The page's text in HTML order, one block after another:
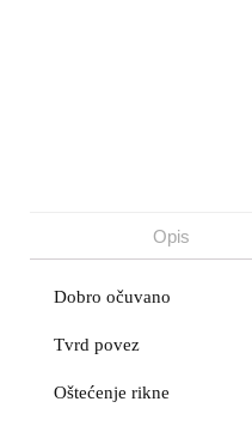
Opis
Dobro očuvano
Tvrd povez
Oštećenje rikne